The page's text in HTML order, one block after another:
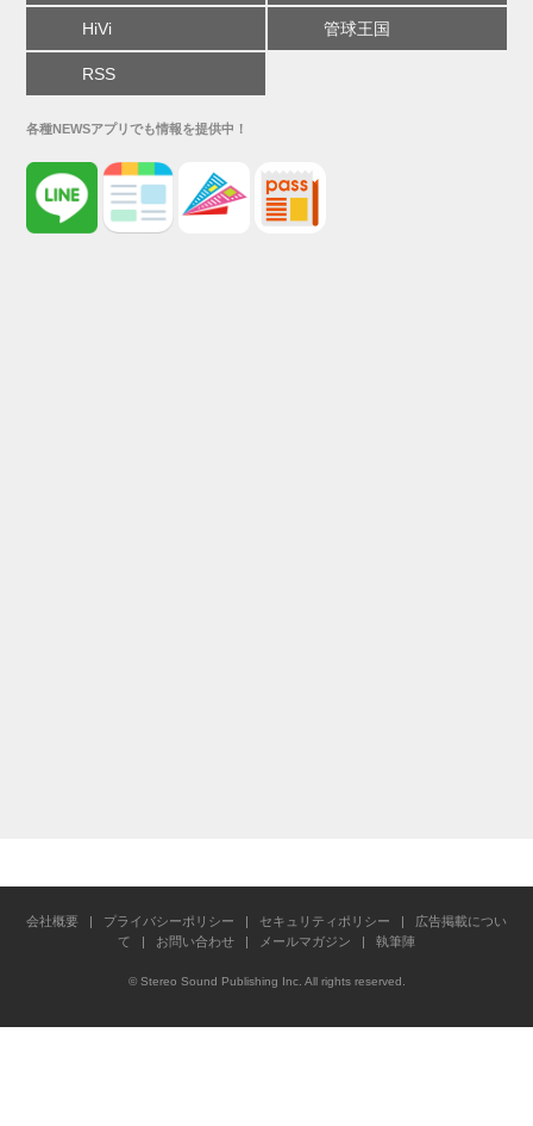
HiVi 管球王国
RSS
各種NEWSアプリでも情報を提供中！
会社概要 | プライバシーポリシー | セキュリティポリシー | 広告掲載につい
て | お問い合わせ | メールマガジン | 執筆陣
© Stereo Sound Publishing Inc. All rights reserved.